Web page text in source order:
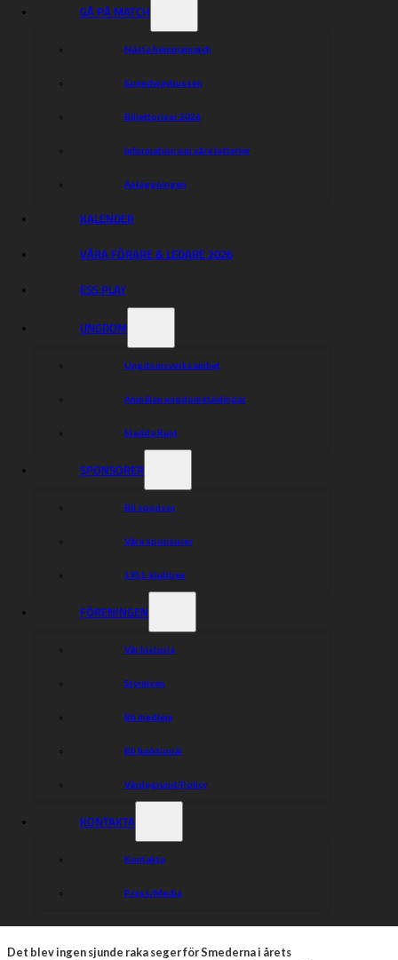
GÅ PÅ MATCH
Nästa hemmamatch
Speedwaybussen
Biljettpriser 2026
Information om våra lotterier
Anläggningen
KALENDER
VÅRA FÖRARE & LEDARE 2026
ESS PLAY
UNGDOM
Ungdomsverksamhet
Anmälan ungdomstävlingar
Sladda Runt
SPONSORER
Bli sponsor
Våra sponsorer
1951-klubben
FÖRENINGEN
Vår historia
Styrelsen
Bli medlem
Bli funktionär
Värdegrund/Policy
KONTAKTA
Kontakta
Press/Media
Det blev ingen sjunde raka seger för Smederna i årets